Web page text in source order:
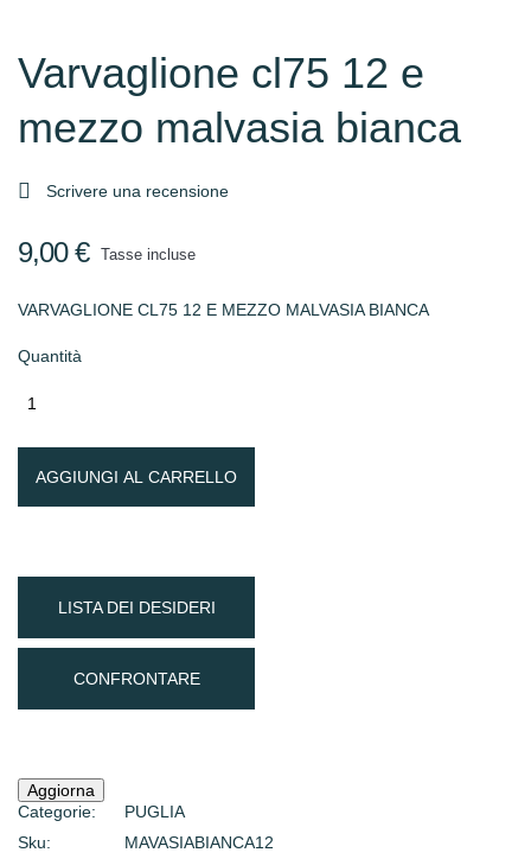
Varvaglione cl75 12 e
mezzo malvasia bianca
 Scrivere una recensione
9,00 € Tasse incluse
VARVAGLIONE CL75 12 E MEZZO MALVASIA BIANCA
Quantità
AGGIUNGI AL CARRELLO
LISTA DEI DESIDERI
CONFRONTARE
Categorie:
PUGLIA
Sku:
MAVASIABIANCA12